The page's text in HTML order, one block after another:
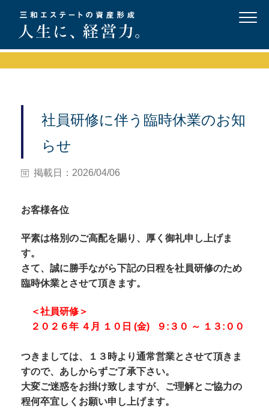
社員研修に伴う臨時休業のお知
らせ
掲載日：2026/04/06
お客様各位
平素は格別のご高配を賜り、厚く御礼申し上げま
す。
さて、誠に勝手ながら下記の日程を社員研修のため
臨時休業とさせて頂きます。
＜社員研修＞
２０２６年 ４月 １０日 (金) ９:３０ ～ １３:００
つきましては、１３時より通常営業とさせて頂きま
すので、あしからずご了承下さい。
大変ご迷惑をお掛け致しますが、ご理解とご協力の
程何卒宜しくお願い申し上げます。